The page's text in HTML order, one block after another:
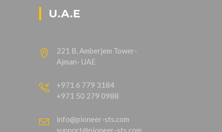
U.A.E
221 B, Amberjem Tower-
Ajman- UAE
+971 6 779 3184
+971 50 279 0988
info@pioneer-sts.com
support@pioneer-sts.com